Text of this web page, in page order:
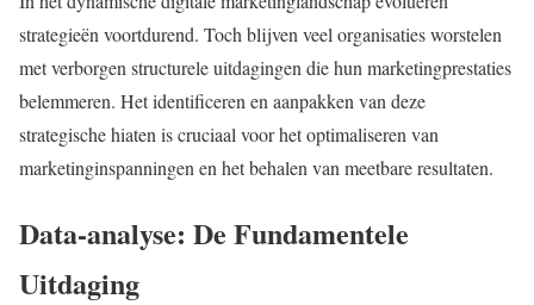
strategieën voortdurend. Toch blijven veel organisaties worstelen
met verborgen structurele uitdagingen die hun marketingprestaties
belemmeren. Het identificeren en aanpakken van deze
strategische hiaten is cruciaal voor het optimaliseren van
marketinginspanningen en het behalen van meetbare resultaten.
Data-analyse: De Fundamentele
Uitdaging